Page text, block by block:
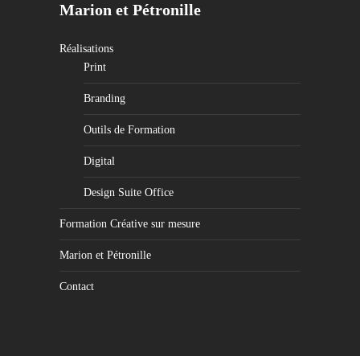
Marion et Pétronille
Réalisations
Print
Branding
Outils de Formation
Digital
Design Suite Office
Formation Créative sur mesure
Marion et Pétronille
Contact